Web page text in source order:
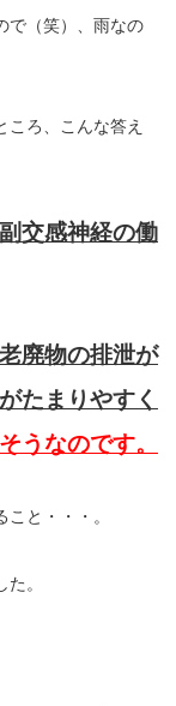
で（笑）、雨なの
ころ、こんな答え
交感神経の働
廃物の排泄が
たまりやすく
うなのです。
と・・・。
。